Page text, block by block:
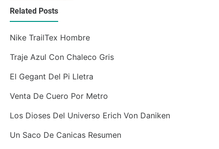
Related Posts
Nike TrailTex Hombre
Traje Azul Con Chaleco Gris
El Gegant Del Pi Lletra
Venta De Cuero Por Metro
Los Dioses Del Universo Erich Von Daniken
Un Saco De Canicas Resumen